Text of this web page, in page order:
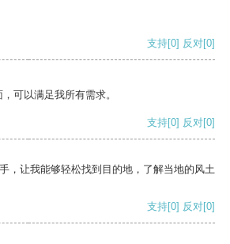
支持[0] 反对[0]
可以满足我所有需求。
支持[0] 反对[0]
，让我能够轻松找到目的地，了解当地的风土
支持[0] 反对[0]